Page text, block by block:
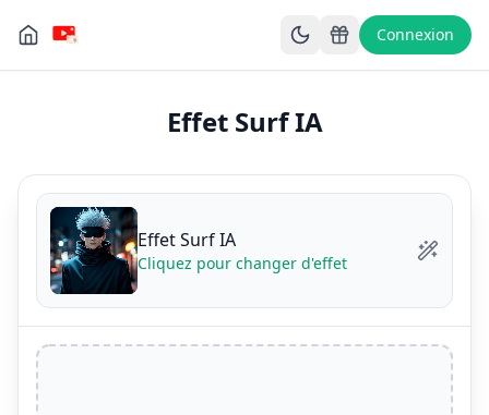
Connexion
Effet Surf IA
Effet Surf IA
Cliquez pour changer d'effet